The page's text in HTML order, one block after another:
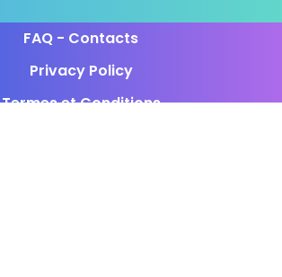
FAQ - Contacts
Privacy Policy
Termes et Conditions